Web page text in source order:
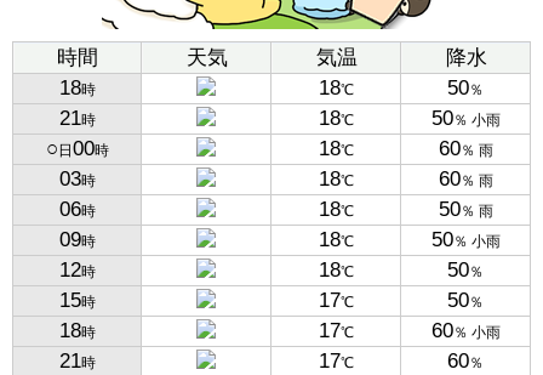
時間 天気 気温
降水
18時 18℃ 50％
21時 18℃ 50％ 小雨
○ 日 00時 18℃ 60％ 雨
03時 18℃ 60％ 雨
06時 18℃ 50％ 雨
09時 18℃ 50％ 小雨
12時 18℃ 50％
15時 17℃ 50％
18時 17℃ 60％ 小雨
21時 17℃ 60％